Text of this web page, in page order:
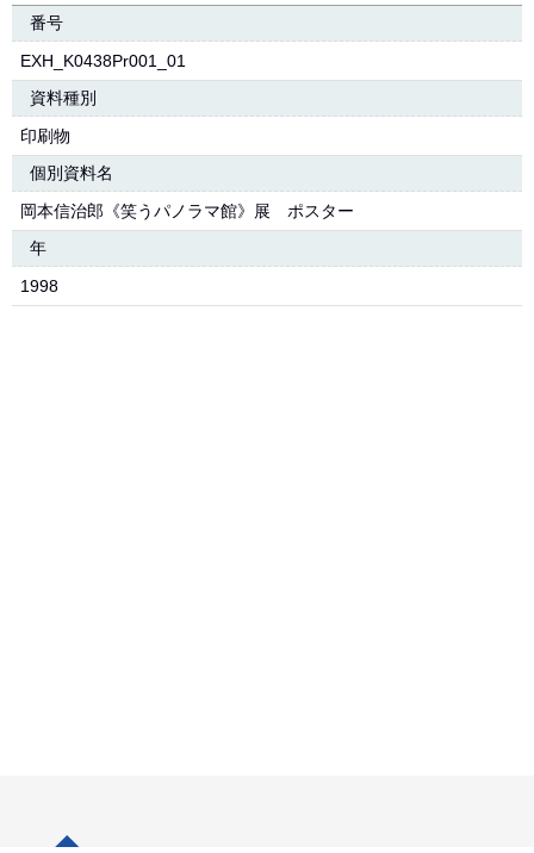
番号
EXH_K0438Pr001_01
資料種別
印刷物
個別資料名
岡本信治郎《笑うパノラマ館》展 ポスター
年
1998